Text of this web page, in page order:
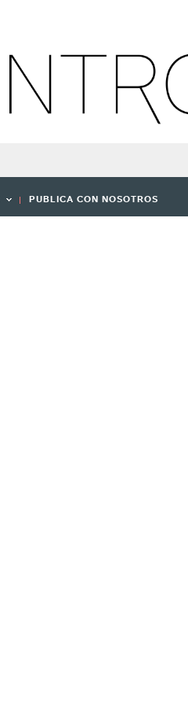
PUBLICA CON NOSOTROS